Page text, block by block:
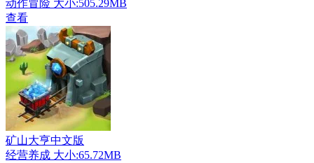
动作冒险 大小:505.29MB
查看
矿山大亨中文版
经营养成 大小:65.72MB